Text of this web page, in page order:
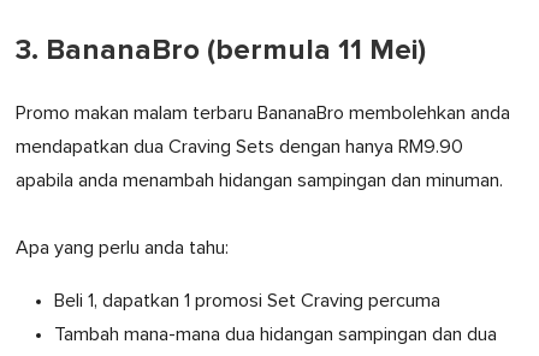
3. BananaBro (bermula 11 Mei)
Promo makan malam terbaru BananaBro membolehkan anda
mendapatkan dua Craving Sets dengan hanya RM9.90
apabila anda menambah hidangan sampingan dan minuman.
Apa yang perlu anda tahu:
Beli 1, dapatkan 1 promosi Set Craving percuma
Tambah mana-mana dua hidangan sampingan dan dua